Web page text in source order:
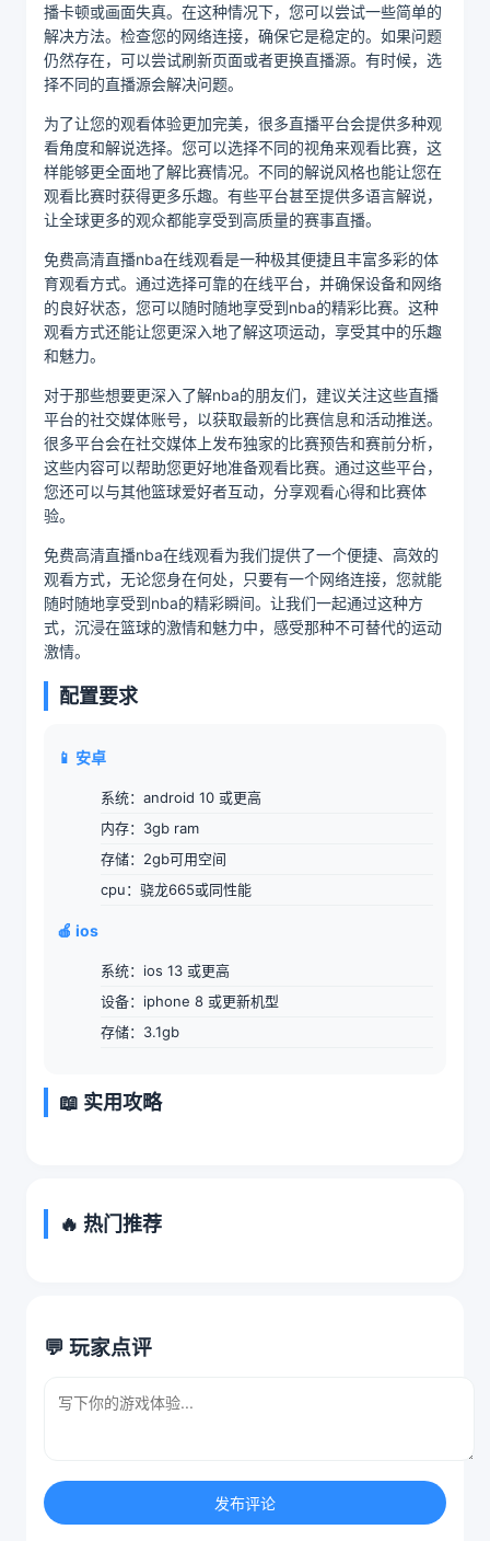
播卡顿或画面失真。在这种情况下，您可以尝试一些简单的
解决方法。检查您的网络连接，确保它是稳定的。如果问题
仍然存在，可以尝试刷新页面或者更换直播源。有时候，选
择不同的直播源会解决问题。
为了让您的观看体验更加完美，很多直播平台会提供多种观
看角度和解说选择。您可以选择不同的视角来观看比赛，这
样能够更全面地了解比赛情况。不同的解说风格也能让您在
观看比赛时获得更多乐趣。有些平台甚至提供多语言解说，
让全球更多的观众都能享受到高质量的赛事直播。
免费高清直播nba在线观看是一种极其便捷且丰富多彩的体
育观看方式。通过选择可靠的在线平台，并确保设备和网络
的良好状态，您可以随时随地享受到nba的精彩比赛。这种
观看方式还能让您更深入地了解这项运动，享受其中的乐趣
和魅力。
对于那些想要更深入了解nba的朋友们，建议关注这些直播
平台的社交媒体账号，以获取最新的比赛信息和活动推送。
很多平台会在社交媒体上发布独家的比赛预告和赛前分析，
这些内容可以帮助您更好地准备观看比赛。通过这些平台，
您还可以与其他篮球爱好者互动，分享观看心得和比赛体
验。
免费高清直播nba在线观看为我们提供了一个便捷、高效的
观看方式，无论您身在何处，只要有一个网络连接，您就能
随时随地享受到nba的精彩瞬间。让我们一起通过这种方
式，沉浸在篮球的激情和魅力中，感受那种不可替代的运动
激情。
配置要求
📱 安卓
系统：android 10 或更高
内存：3gb ram
存储：2gb可用空间
cpu：骁龙665或同性能
🍎 ios
系统：ios 13 或更高
设备：iphone 8 或更新机型
存储：3.1gb
📖 实用攻略
🔥 热门推荐
💬 玩家点评
发布评论